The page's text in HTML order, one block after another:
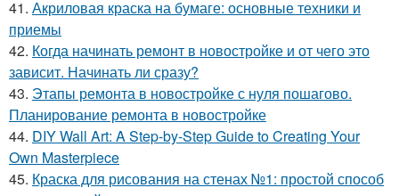
41. Акриловая краска на бумаге: основные техники и
приемы
42. Когда начинать ремонт в новостройке и от чего это
зависит. Начинать ли сразу?
43. Этапы ремонта в новостройке с нуля пошагово.
Планирование ремонта в новостройке
44. DIY Wall Art: A Step-by-Step Guide to Creating Your
Own Masterpiece
45. Краска для рисования на стенах №1: простой способ